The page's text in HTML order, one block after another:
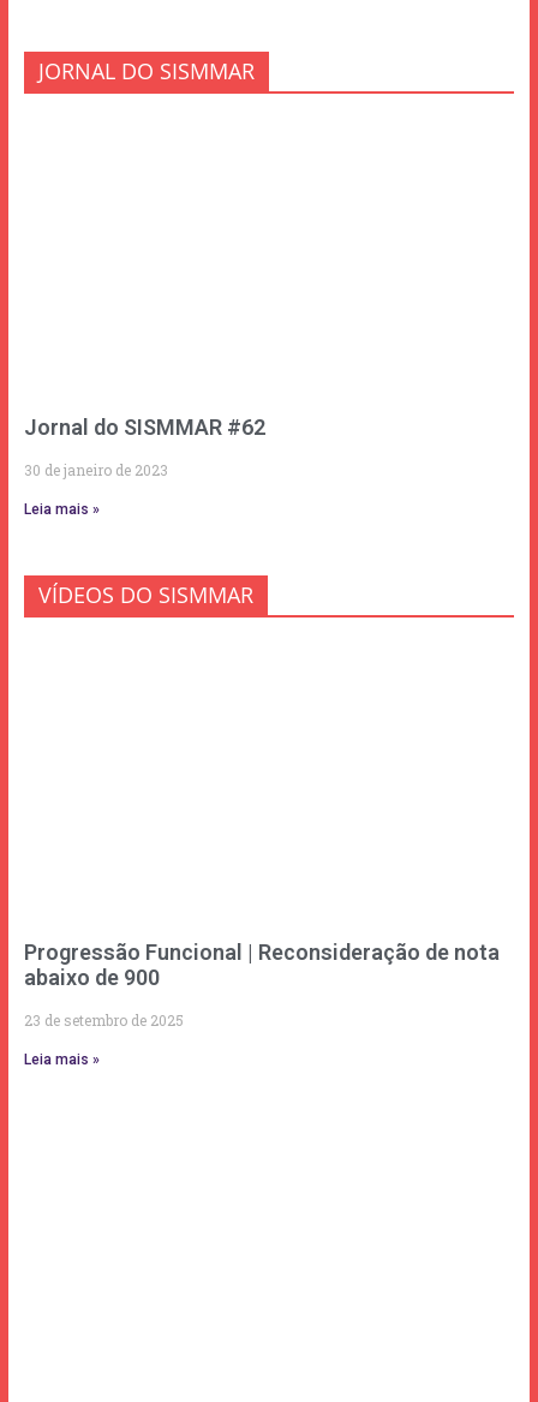
JORNAL DO SISMMAR
Jornal do SISMMAR #62
30 de janeiro de 2023
Leia mais »
VÍDEOS DO SISMMAR
Progressão Funcional | Reconsideração de nota
abaixo de 900
23 de setembro de 2025
Leia mais »